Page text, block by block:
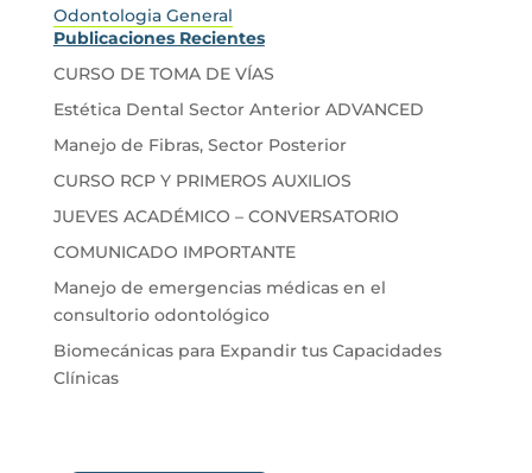
Odontologia General
Publicaciones Recientes
CURSO DE TOMA DE VÍAS
Estética Dental Sector Anterior ADVANCED
Manejo de Fibras, Sector Posterior
CURSO RCP Y PRIMEROS AUXILIOS
JUEVES ACADÉMICO – CONVERSATORIO
COMUNICADO IMPORTANTE
Manejo de emergencias médicas en el
consultorio odontológico
Biomecánicas para Expandir tus Capacidades
Clínicas